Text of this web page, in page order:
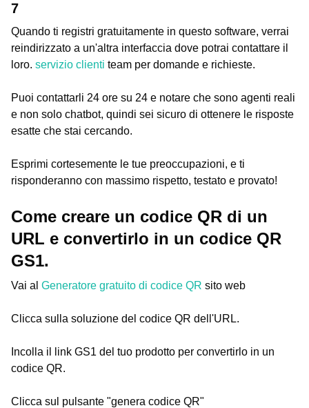
7
Quando ti registri gratuitamente in questo software, verrai
reindirizzato a un'altra interfaccia dove potrai contattare il
loro. servizio clienti team per domande e richieste.
Puoi contattarli 24 ore su 24 e notare che sono agenti reali
e non solo chatbot, quindi sei sicuro di ottenere le risposte
esatte che stai cercando.
Esprimi cortesemente le tue preoccupazioni, e ti
risponderanno con massimo rispetto, testato e provato!
Come creare un codice QR di un
URL e convertirlo in un codice QR
GS1.
Vai al Generatore gratuito di codice QR sito web
Clicca sulla soluzione del codice QR dell'URL.
Incolla il link GS1 del tuo prodotto per convertirlo in un
codice QR.
Clicca sul pulsante "genera codice QR"